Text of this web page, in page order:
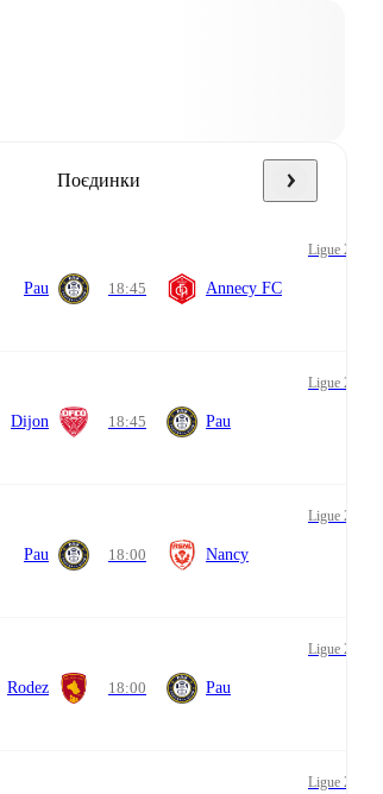
Поєдинки
Ligue 2
Pau 18:45 Annecy FC
Ligue 2
Dijon 18:45 Pau
Ligue 2
Pau 18:00 Nancy
Ligue 2
Rodez 18:00 Pau
Ligue 2